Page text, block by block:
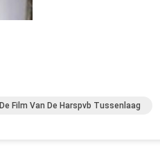
De Film Van De Harspvb Tussenlaag